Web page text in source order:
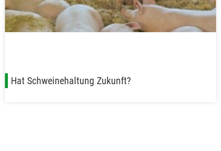
Hat Schweinehaltung Zukunft?